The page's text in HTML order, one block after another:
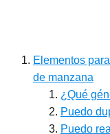
Elementos
de manzana
¿Qué
Puedo
Puedo